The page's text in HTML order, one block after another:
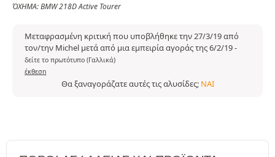
ΌΧΗΜΑ: BMW 218D Active Tourer
Μεταφρασμένη κριτική που υποβλήθηκε την 27/3/19 από
τον/την Michel μετά από μια εμπειρία αγοράς της 6/2/19-
δείτε το πρωτότυπο (Γαλλικά)
έκθεση
Θα ξαναγοράζατε αυτές τις αλυσίδες; ΝΑΙ